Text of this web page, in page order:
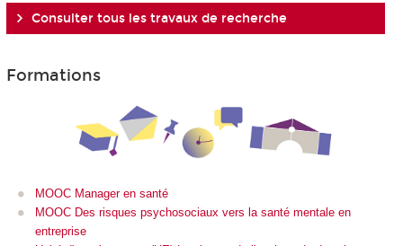
Consulter tous les travaux de recherche
Formations
MOOC Manager en santé
MOOC Des risques psychosociaux vers la santé mentale en
entreprise